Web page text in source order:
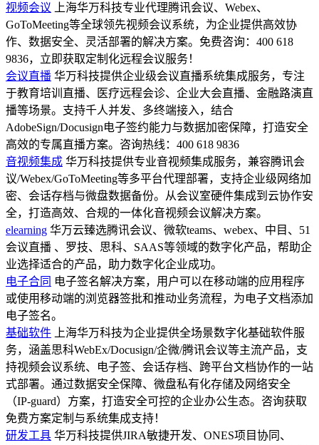
视频会议
上海华万科技专业代理腾讯会议、Webex、
GoToMeeting等全球领先视频会议系统，为企业提供高效协
作、数据安全、灵活部署的解决方案。免费咨询：400 618
9836，立即获取定制化远程会议服务！
会议直播 华万科技提供企业级会议直播系统集成服务，专注
于教育培训直播、医疗远程会诊、企业大会直播、金融路演直
播等场景。支持千人并发、多终端接入，结合
AdobeSign/Docusign电子签约能力与数据加密保障，打造安全
高效的专属直播方案。咨询热线：400 618 9836
音视频集成 华万科技提供专业音视频集成服务，兼容腾讯会
议/Webex/GoToMeeting等多平台代理部署，支持企业级网络加
密、会话存档与微盘数据备份。从会议室硬件集成到云协作安
全，打造高效、合规的一体化音视频会议解决方案。
elearning 华万云臻选腾讯会议、微软teams、webex、中目、51
会议直播 、罗技、思科、SAAS等领域的数字化产品，帮助企
业选择适合的产品，助力数字化企业成功。
电子合同 电子签名解决方案，用户可以在移动端的应用程序
或使用移动端的浏览器签批和推动业务流程，为电子文档添加
电子签名。
基础软件
上海华万科技为企业提供全场景数字化基础软件服
务，涵盖思科WebEx/Docusign/企微/腾讯会议等主流产品，支
持视频会议系统、电子签、会话存档、跨平台文档协作的一站
式部署。通过数据安全保障、微盘私有化存储及网络安全
（IP-guard）方案，打造安全可控的企业办公生态。咨询获取
免费方案定制与系统集成支持！
研发工具 华万科技提供JIRA敏捷开发、ONES项目协同、